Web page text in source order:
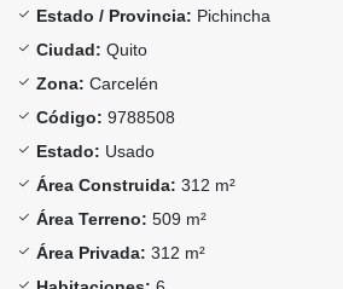
Estado / Provincia: Pichincha
Ciudad: Quito
Zona: Carcelén
Código: 9788508
Estado: Usado
Área Construida: 312 m²
Área Terreno: 509 m²
Área Privada: 312 m²